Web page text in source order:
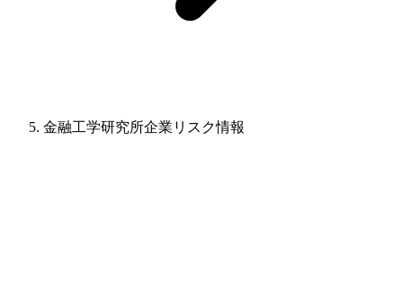
金融工学研究所企業リスク情報